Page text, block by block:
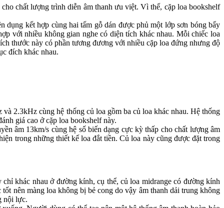
chất lượng trình diễn âm thanh ưu việt. Vì thế, cặp loa bookshelf
kết hợp cùng hai tấm gỗ dán được phủ một lớp sơn bóng bẩy
với nhiều không gian nghe có diện tích khác nhau. Mỗi chiếc loa
thước này có phần tương đương với nhiều cặp loa đứng nhưng độ
đích khác nhau.
2.3kHz cùng hệ thống củ loa gồm ba củ loa khác nhau. Hệ thống
giá cao ở cặp loa bookshelf này.
âm 13km/s cùng hệ số biến dạng cực kỳ thấp cho chất lượng âm
trong những thiết kế loa đắt tiền. Củ loa này cũng được đặt trong
khác nhau ở đường kính, cụ thể, củ loa midrange có đường kính
nên màng loa không bị bẻ cong do vậy âm thanh dải trung không
nội lực.